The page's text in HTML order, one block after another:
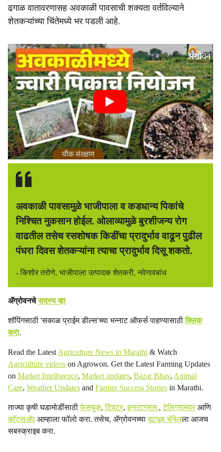
ढगाळ वातावरणासह अवकाळी पावसाची शक्यता वर्तविल्याने
शेतकऱ्यांच्या चिंतेमध्ये भर पडली आहे.
अवकाळी पावसामुळे भाजीपाला व कडधान्य पिकांचे
निश्चित नुकसान होईल. ओलाव्यामुळे बुरशीजन्य रोग
वाढतील तसेच रसशोषक किडींचा प्रादुर्भाव वाढून पुढील
पंधरा दिवस शेतकऱ्यांना त्याचा प्रादुर्भाव दिसू शकतो.
- किशोर तरोणे, भाजीपाला उत्पादक शेतकरी, नवेगावबांध
ॲग्रोवनचेसदस्य व्हा
शॉपिंगसाठी 'सकाळ प्राईम डील्स'च्या भन्नाट ऑफर्स पाहण्यासाठीक्लिक
करा.
Read the Latest Agriculture News in Marathi & Watch
Agriculture videos on Agrowon. Get the Latest Farming Updates
on Market Intelligence, Market updates, Bazar Bhav, Animal
Care, Weather Updates and Farmer Success Stories in Marathi.
ताज्या कृषी घडामोडींसाठीफेसबुक,ट्विटर,इन्स्टाग्राम ,टेलिग्रामवरआणि
व्हॉट्सॲप आम्हाला फॉलो करा. तसेच, ॲग्रोवनच्यायूट्यूब चॅनेलला आजच
सबस्क्राइब करा.